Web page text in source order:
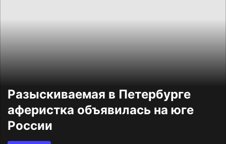
Разыскиваемая в Петербурге
аферистка объявилась на юге
России